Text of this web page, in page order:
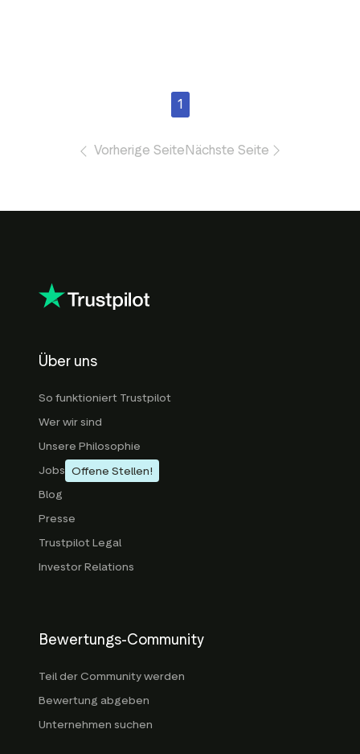
1
Vorherige SeiteNächste Seite
Über uns
So funktioniert Trustpilot
Wer wir sind
Unsere Philosophie
Jobs Offene Stellen!
Blog
Presse
Trustpilot Legal
Investor Relations
Bewertungs-Community
Teil der Community werden
Bewertung abgeben
Unternehmen suchen